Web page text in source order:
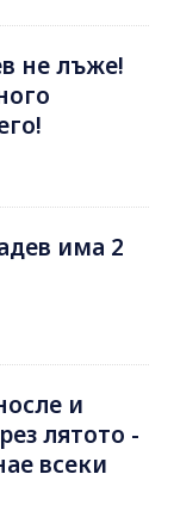
не лъже!
има 2
и
лятотo -
всеки